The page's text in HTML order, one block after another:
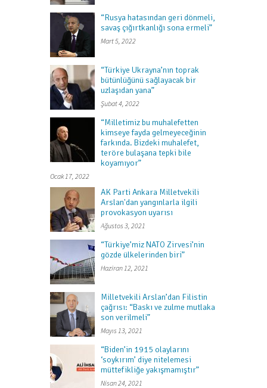
“Rusya hatasından geri dönmeli,
savaş çığırtkanlığı sona ermeli”
Mart 5, 2022
“Türkiye Ukrayna’nın toprak
bütünlüğünü sağlayacak bir
uzlaşıdan yana”
Şubat 4, 2022
“Milletimiz bu muhalefetten
kimseye fayda gelmeyeceğinin
farkında. Bizdeki muhalefet,
teröre bulaşana tepki bile
koyamıyor”
Ocak 17, 2022
AK Parti Ankara Milletvekili
Arslan'dan yangınlarla ilgili
provokasyon uyarısı
Ağustos 3, 2021
“Türkiye’miz NATO Zirvesi’nin
gözde ülkelerinden biri”
Haziran 12, 2021
Milletvekili Arslan’dan Filistin
çağrısı: “Baskı ve zulme mutlaka
son verilmeli”
Mayıs 13, 2021
“Biden’in 1915 olaylarını
‘soykırım’ diye nitelemesi
müttefikliğe yakışmamıştır”
Nisan 24, 2021